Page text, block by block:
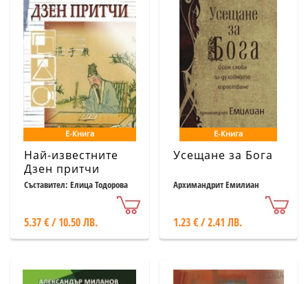
Е-Книга
Най-известните
Дзен притчи
Съставител: Елица Тодорова
5.37 € / 10.50 ЛВ.
Е-Книга
Усещане за Бога
Архимандрит Емилиан
1.23 € / 2.41 ЛВ.